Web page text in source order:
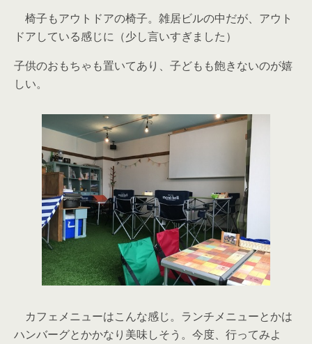
椅子もアウトドアの椅子。雑居ビルの中だが、アウト
ドアしている感じに（少し言いすぎました）
子供のおもちゃも置いてあり、子どもも飽きないのが嬉
しい。
カフェメニューはこんな感じ。ランチメニューとかは
ハンバーグとかかなり美味しそう。今度、行ってみよ